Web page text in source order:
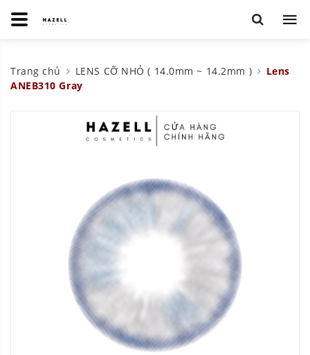
Trang chủ LENS CỠ NHỎ ( 14.0mm ~ 14.2mm )
Lens
ANEB310 Gray